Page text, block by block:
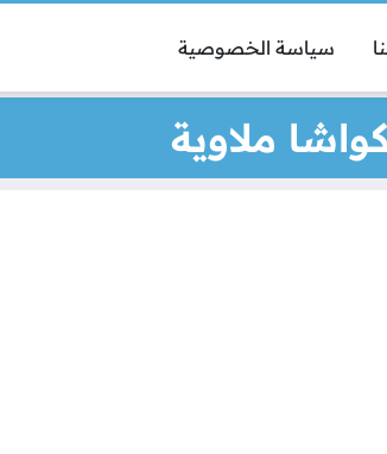
سياسة الخصوصية
ملاوية